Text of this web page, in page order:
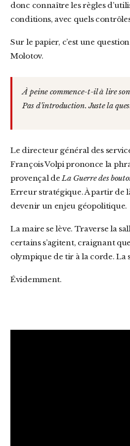
donc connaître les règles
conditions, avec quels
Sur le papier, c’est une question administrative. Dans la salle, c’est visiblement un cocktail
Molotov.
À peine commence-t-il à lire son texte que la maire l’interrompt. Pas de préambule. Pas de contexte.
Pas d’introduction. Juste la
Le directeur général des services est alors invité à récupérer le micro. C’est à ce moment que
François Volpi prononce la
provençal deLa Guerre des
Erreur stratégique. À partir de
devenir un enjeu géopolitique.
La maire se lève. Traverse la salle. Saisit le micro. Volpi le garde en main. Dans le public,
certains s’agitent, craignant
olympique de tir à la corde. La
Évidemment.